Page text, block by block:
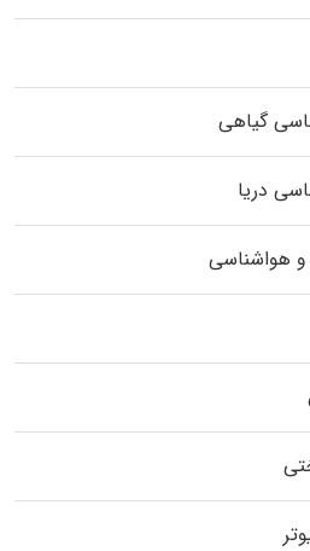
گیاهی
دریا
و هواشناسی